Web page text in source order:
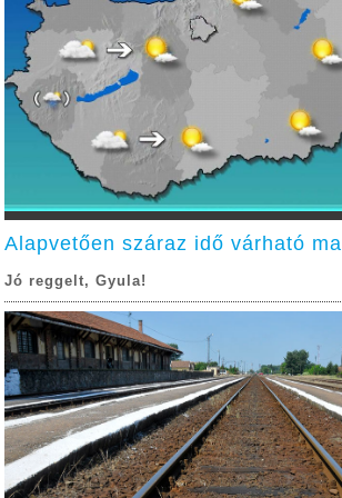
Alapvetően száraz idő várható ma
Jó reggelt, Gyula!